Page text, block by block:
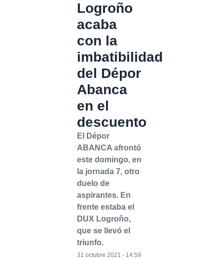
Logroño
acaba
con la
imbatibilidad
del Dépor
Abanca
en el
descuento
El Dépor
ABANCA afrontó
este domingo, en
la jornada 7, otro
duelo de
aspirantes. En
frente estaba el
DUX Logroño,
que se llevó el
triunfo.
31 octubre 2021 - 14:59